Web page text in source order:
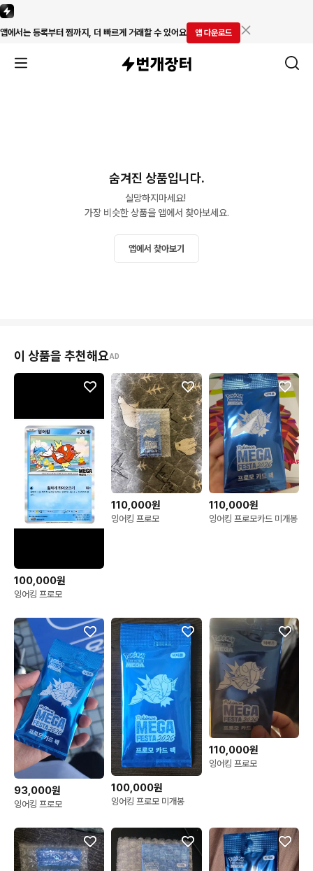
앱에서는 등록부터 찜까지, 더 빠르게 거래할 수 있어요 앱 다운로드
숨겨진 상품입니다.
실망하지마세요!
가장 비슷한 상품을 앱에서 찾아보세요.
앱에서 찾아보기
이 상품을 추천해요AD
100,000원
잉어킹 프로모
110,000원
잉어킹 프로모
110,000원
잉어킹 프로모카드 미개봉
93,000원
잉어킹 프로모
100,000원
잉어킹 프로모 미개봉
110,000원
잉어킹 프로모